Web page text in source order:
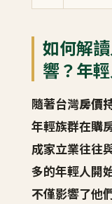
如何解
響？年
隨著台灣房價
年輕族群在購
成家立業往往
多的年輕人開
不僅影響了他